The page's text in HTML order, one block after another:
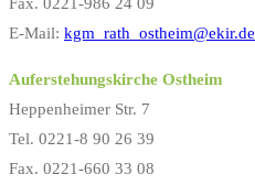
E-Mail: kgm_rath_ostheim@ekir.de
Auferstehungskirche Ostheim
Heppenheimer Str. 7
Tel. 0221-8 90 26 39
Fax. 0221-660 33 08